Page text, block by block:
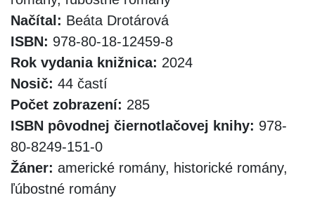
Načítal: Beáta Drotárová
ISBN: 978-80-18-12459-8
Rok vydania knižnica: 2024
Nosič: 44 častí
Počet zobrazení: 285
ISBN pôvodnej čiernotlačovej knihy: 978-
80-8249-151-0
Žáner: americké romány, historické romány,
ľúbostné romány